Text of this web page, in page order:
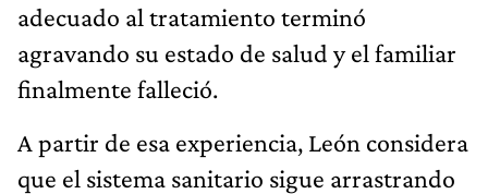
adecuado al tratamiento terminó
agravando su estado de salud y el familiar
finalmente falleció.
A partir de esa experiencia, León considera
que el sistema sanitario sigue arrastrando